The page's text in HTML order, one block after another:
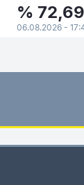
% 72,69
06.08.2026 -